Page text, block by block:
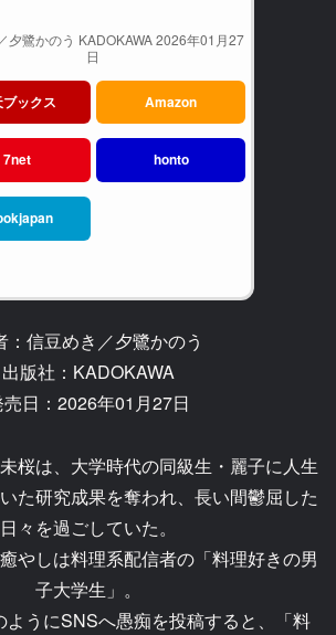
夕鷺かのう KADOKAWA 2026年01月27
日
ックス Amazon
7net honto
：信豆めき／夕鷺かのう
出版社：KADOKAWA
日：2026年01月27日
桜は、大学時代の同級生・麗子に人生
た研究成果を奪われ、長い間鬱屈した
日々を過ごしていた。
やしは料理系配信者の「料理好きの男
子大学生」。
ようにSNSへ愚痴を投稿すると、「料